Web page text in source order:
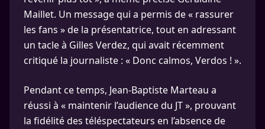
Maillet. Un message qui a permis de « rassurer
les fans » de la présentatrice, tout en adressant
un tacle à Gilles Verdez, qui avait récemment
critiqué la journaliste : « Donc calmos, Verdos ! ».
Pendant ce temps, Jean-Baptiste Marteau a
réussi à « maintenir l’audience du JT », prouvant
la fidélité des téléspectateurs en l’absence de